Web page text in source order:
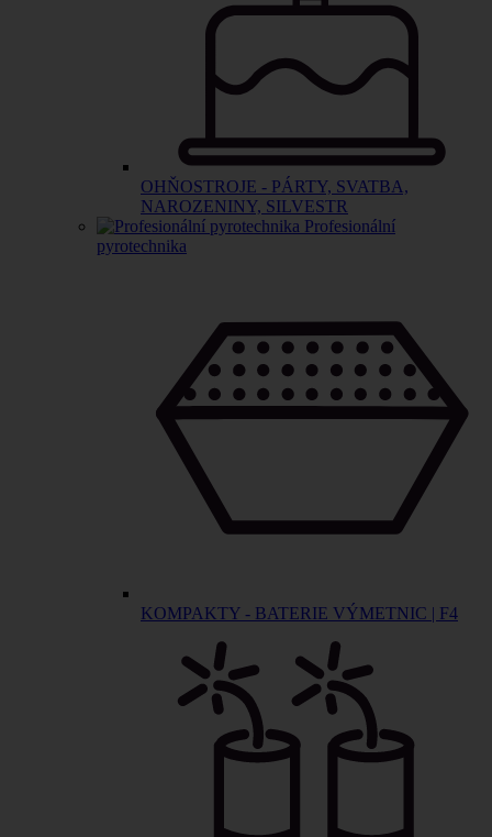
OHŇOSTROJE - PÁRTY, SVATBA,
NAROZENINY, SILVESTR
Profesionální
pyrotechnika
KOMPAKTY - BATERIE VÝMETNIC | F4